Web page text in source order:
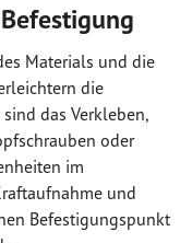
Materials und die
die
das Verkleben,
oder
im
und
Befestigungspunkt